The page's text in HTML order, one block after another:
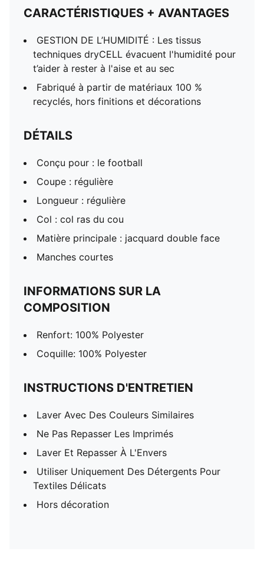
CARACTÉRISTIQUES + AVANTAGES
GESTION DE L’HUMIDITÉ : Les tissus
techniques dryCELL évacuent l'humidité pour
t’aider à rester à l'aise et au sec
Fabriqué à partir de matériaux 100 %
recyclés, hors finitions et décorations
DÉTAILS
Conçu pour : le football
Coupe : régulière
Longueur : régulière
Col : col ras du cou
Matière principale : jacquard double face
Manches courtes
INFORMATIONS SUR LA
COMPOSITION
Renfort: 100% Polyester
Coquille: 100% Polyester
INSTRUCTIONS D'ENTRETIEN
Laver Avec Des Couleurs Similaires
Ne Pas Repasser Les Imprimés
Laver Et Repasser À L'Envers
Utiliser Uniquement Des Détergents Pour
Textiles Délicats
Hors décoration